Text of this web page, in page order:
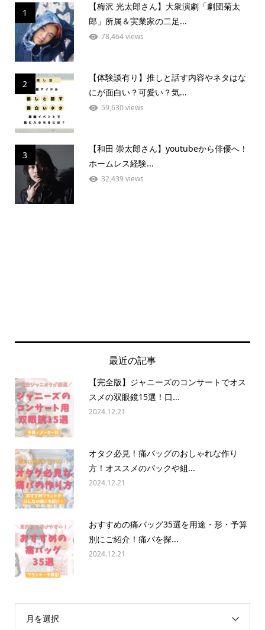
1
【梅沢 光太郎さん】大衆演劇「劇団菊太
郎」所属＆実業家の二足...
78,464 views
2
【体験談有り】推しと話す内容やネタはな
にが面白い？可愛い？気...
59,630 views
3
【和田 崇太郎さん】youtubeから俳優へ！
ホームレス経験...
32,439 views
最近の記事
【完全版】ジャニーズのコンサートでオス
スメの双眼鏡15選！口...
2024.12.21
オタク必見！痛バッグのおしゃれな作り
方！オススメのバックや組...
2024.12.21
おすすめの痛バッグ35選を用途・形・予算
別にご紹介！痛バを探...
2024.12.21
月を選択